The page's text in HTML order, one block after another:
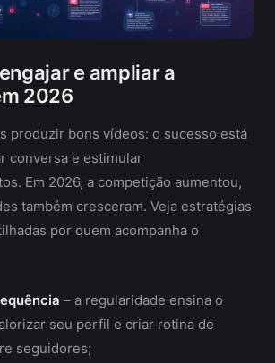
e ampliar a
2026
produzir bons vídeos: o sucesso está
conversa e estimular
Em 2026, a competição aumentou,
também cresceram. Veja estratégias
por quem acompanha o
– a regularidade ensina o
seu perfil e criar rotina de
seguidores;